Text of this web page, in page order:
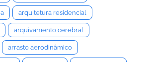
arquitetura residencial
arquivamento cerebral
arrasto aerodinâmico